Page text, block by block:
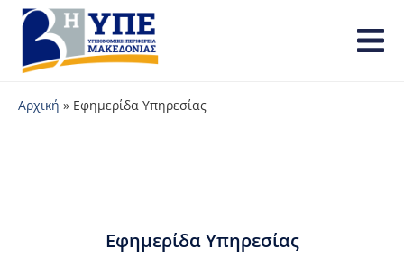
Αρχική » Εφημερίδα Υπηρεσίας
Εφημερίδα Υπηρεσίας